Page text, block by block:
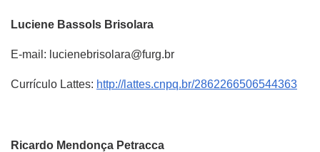
Luciene Bassols Brisolara
E-mail: lucienebrisolara@furg.br
Currículo Lattes: http://lattes.cnpq.br/2862266506544363
Ricardo Mendonça Petracca